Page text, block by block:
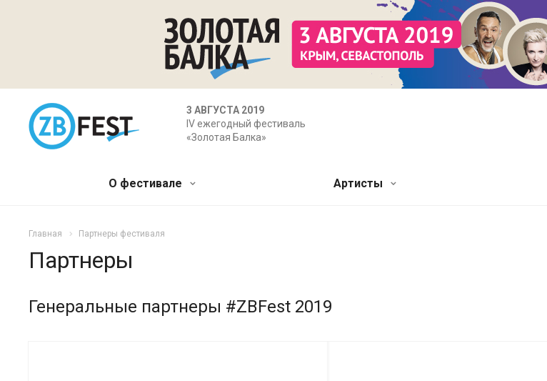
3 АВГУСТА 2019
IV ежегодный фестиваль
«Золотая Балка»
О фестивале Артисты
Главная Партнеры фестиваля
Партнеры
Генеральные партнеры #ZBFest 2019